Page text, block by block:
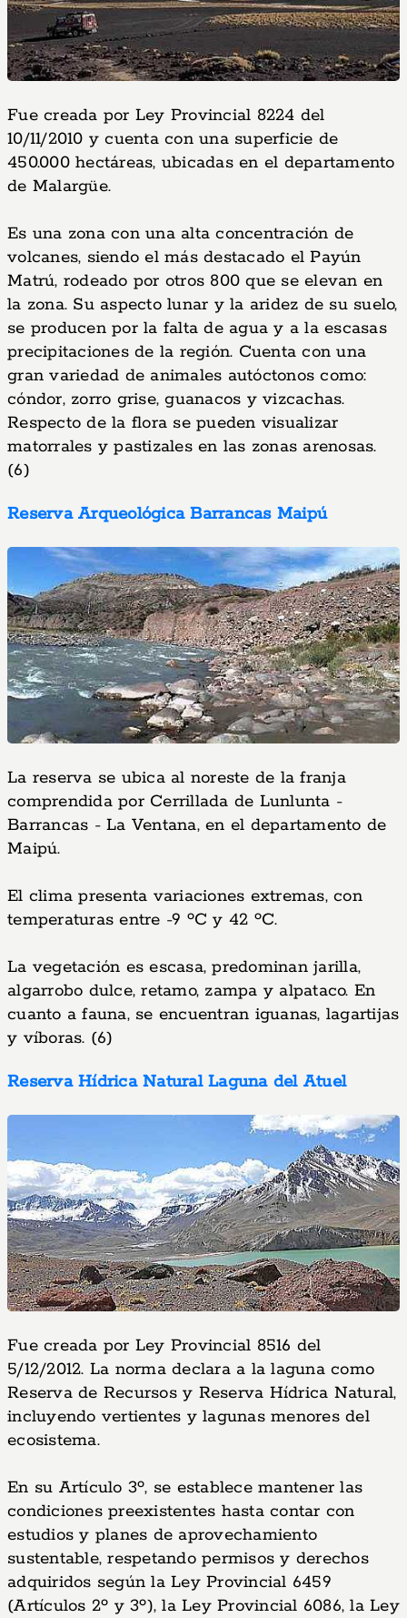
Fue creada por Ley Provincial 8224 del
10/11/2010 y cuenta con una superficie de
450.000 hectáreas, ubicadas en el departamento
de Malargüe.
Es una zona con una alta concentración de
volcanes, siendo el más destacado el Payún
Matrú, rodeado por otros 800 que se elevan en
la zona. Su aspecto lunar y la aridez de su suelo,
se producen por la falta de agua y a la escasas
precipitaciones de la región. Cuenta con una
gran variedad de animales autóctonos como:
cóndor, zorro grise, guanacos y vizcachas.
Respecto de la flora se pueden visualizar
matorrales y pastizales en las zonas arenosas.
(6)
Reserva Arqueológica Barrancas Maipú
La reserva se ubica al noreste de la franja
comprendida por Cerrillada de Lunlunta -
Barrancas - La Ventana, en el departamento de
Maipú.
El clima presenta variaciones extremas, con
temperaturas entre -9 ºC y 42 ºC.
La vegetación es escasa, predominan jarilla,
algarrobo dulce, retamo, zampa y alpataco. En
cuanto a fauna, se encuentran iguanas, lagartijas
y víboras. (6)
Reserva Hídrica Natural Laguna del Atuel
Fue creada por Ley Provincial 8516 del
5/12/2012. La norma declara a la laguna como
Reserva de Recursos y Reserva Hídrica Natural,
incluyendo vertientes y lagunas menores del
ecosistema.
En su Artículo 3º, se establece mantener las
condiciones preexistentes hasta contar con
estudios y planes de aprovechamiento
sustentable, respetando permisos y derechos
adquiridos según la Ley Provincial 6459
(Artículos 2º y 3º), la Ley Provincial 6086, la Ley